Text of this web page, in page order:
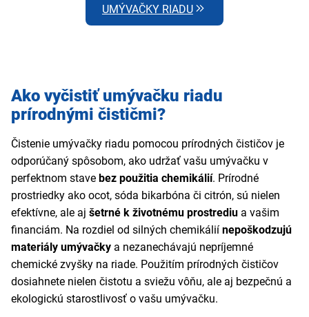
UMÝVAČKY RIADU
Ako vyčistiť umývačku riadu
prírodnými čističmi?
Čistenie umývačky riadu pomocou prírodných čističov je
odporúčaný spôsobom, ako udržať vašu umývačku v
perfektnom stave bez použitia chemikálií. Prírodné
prostriedky ako ocot, sóda bikarbóna či citrón, sú nielen
efektívne, ale aj šetrné k životnému prostrediu a vašim
financiám. Na rozdiel od silných chemikálií nepoškodzujú
materiály umývačky a nezanechávajú nepríjemné
chemické zvyšky na riade. Použitím prírodných čističov
dosiahnete nielen čistotu a sviežu vôňu, ale aj bezpečnú a
ekologickú starostlivosť o vašu umývačku.